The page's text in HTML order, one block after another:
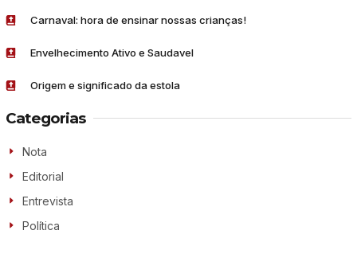
Carnaval: hora de ensinar nossas crianças!
Envelhecimento Ativo e Saudavel
Origem e significado da estola
Categorias
Nota
Editorial
Entrevista
Política